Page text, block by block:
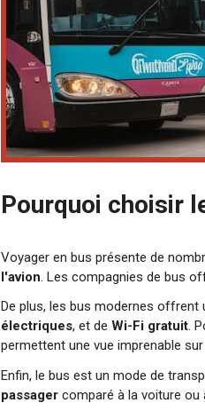
Pourquoi choisir
Voyager en bus présente de
l'avion. Les compagnies de bus
De plus, les bus modernes
électriques, et deWi-Fi gratuit.
permettent une vue imprenable
Enfin, le bus est un mode de
passager comparé à la voiture ou